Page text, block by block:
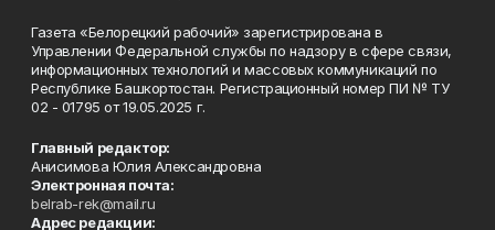
Газета «Белорецкий рабочий» зарегистрирована в
Управлении Федеральной службы по надзору в сфере связи,
информационных технологий и массовых коммуникаций по
Республике Башкортостан. Регистрационный номер ПИ № ТУ
02 - 01795 от 19.05.2025 г.
Главный редактор:
Анисимова Юлия Александровна
Электронная почта:
belrab-rek@mail.ru
Адрес редакции: